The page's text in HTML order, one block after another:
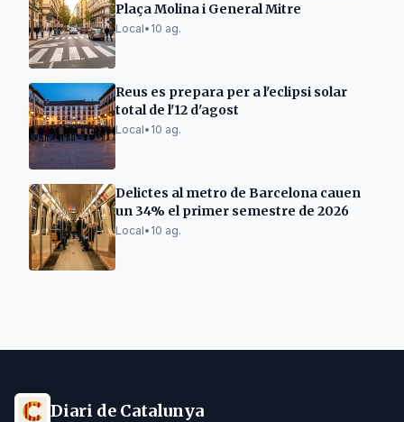
Plaça Molina i General Mitre
Local• 10 ag.
Reus es prepara per a l'eclipsi solar
total de l'12 d'agost
Local• 10 ag.
Delictes al metro de Barcelona cauen
un 34% el primer semestre de 2026
Local• 10 ag.
Diari de Catalunya